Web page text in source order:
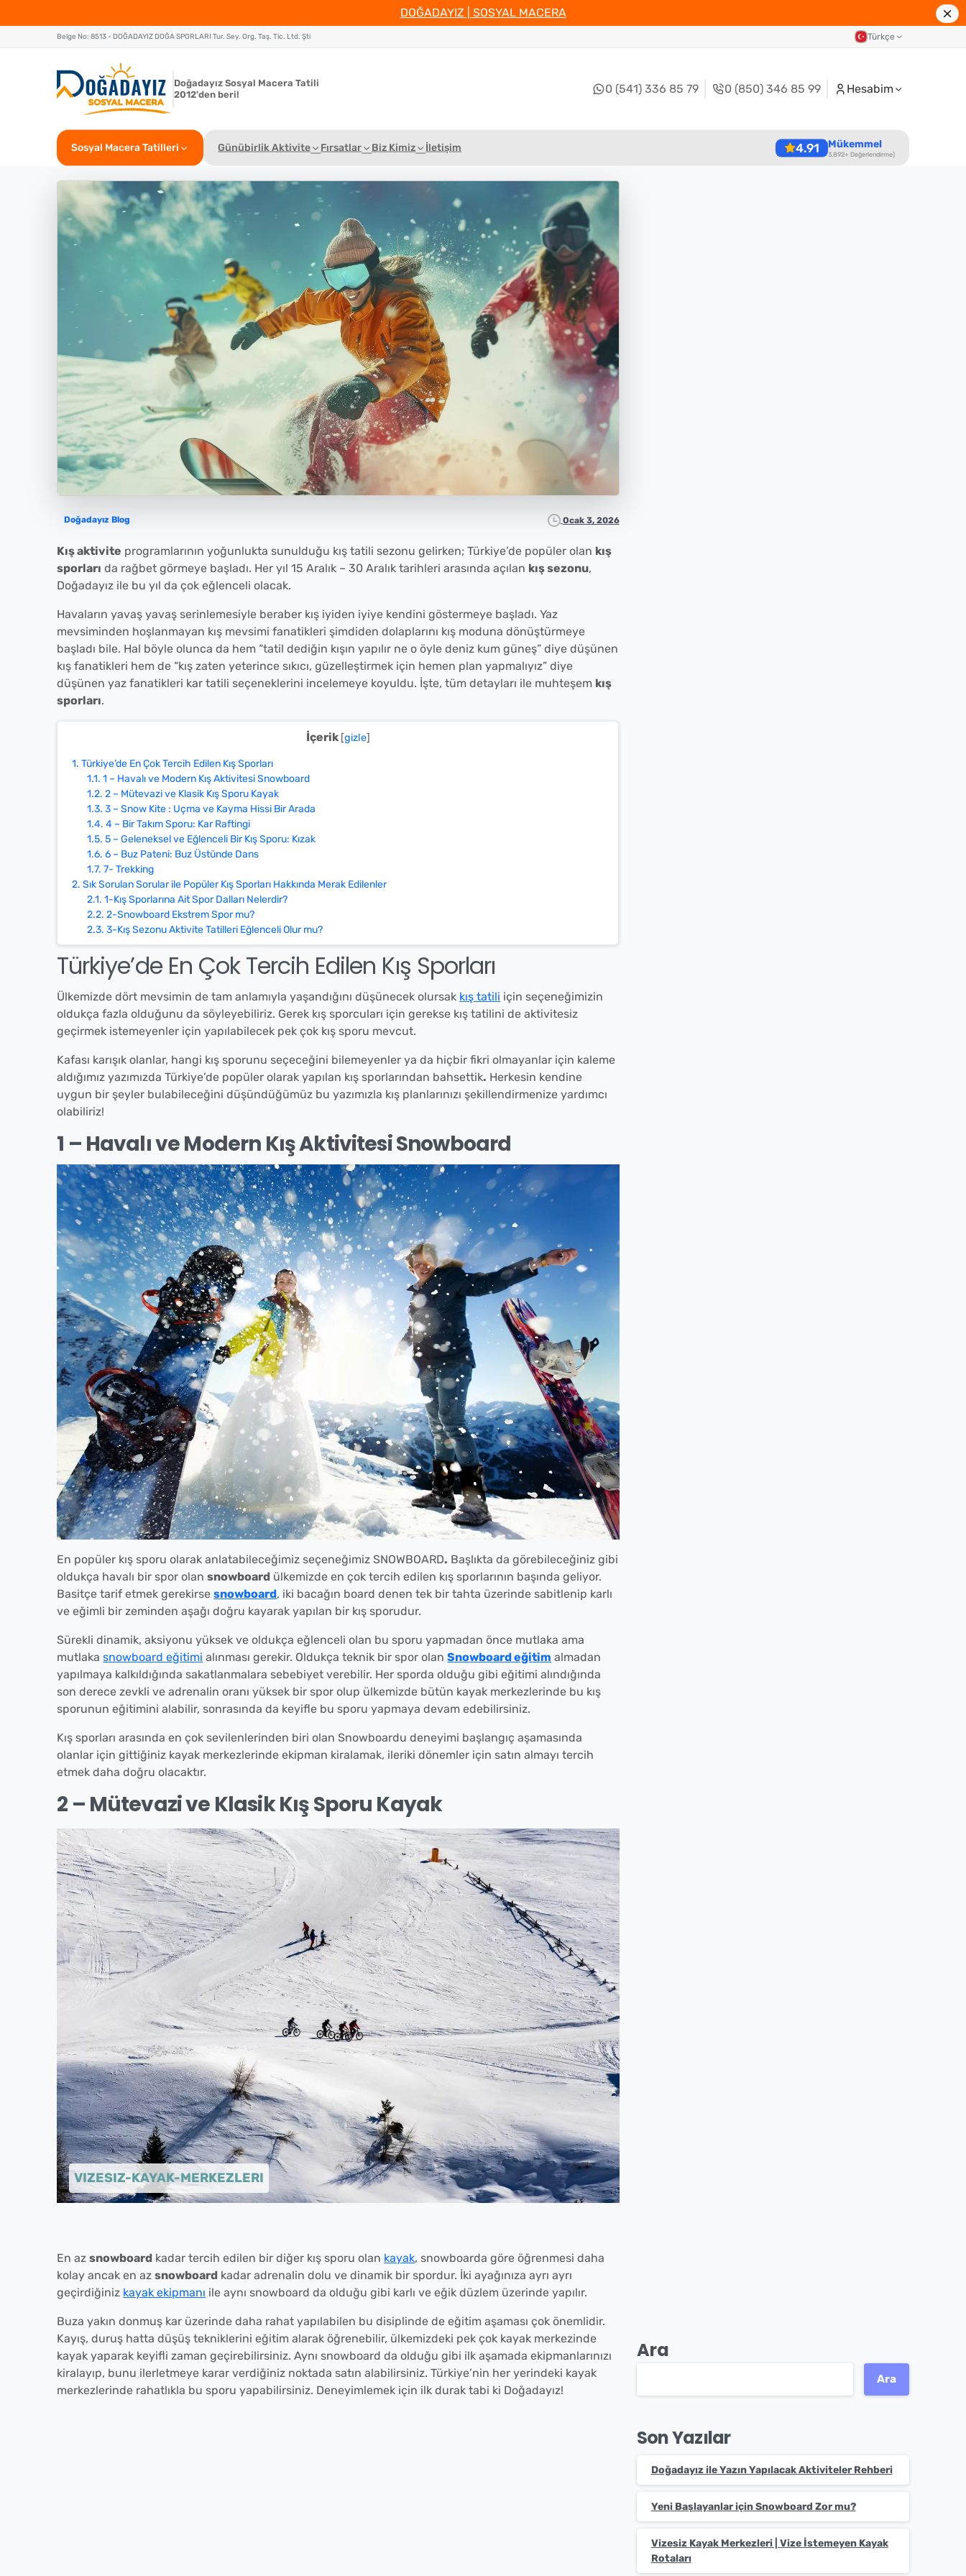
DOĞADAYIZ | SOSYAL MACERA
Belge No: 8513 - DOĞADAYIZ DOĞA SPORLARI Tur. Sey. Org. Taş. Tic. Ltd. Şti Türkçe
Doğadayız Sosyal Macera Tatili
2012'den beri!
0 (541) 336 85 79 0 (850) 346 85 99 Hesabim
Sosyal Macera Tatilleri Günübirlik Aktivite Fırsatlar Biz Kimiz İletişim 4.91 Mükemmel
3.892+ Değerlendirme)
Doğadayız Blog Ocak 3, 2026
Kış aktivite programlarının yoğunlukta sunulduğu kış tatili sezonu gelirken; Türkiye’de popüler olan kış
sporları da rağbet görmeye başladı. Her yıl 15 Aralık – 30 Aralık tarihleri arasında açılan kış sezonu,
Doğadayız ile bu yıl da çok eğlenceli olacak.
Havaların yavaş yavaş serinlemesiyle beraber kış iyiden iyiye kendini göstermeye başladı. Yaz
mevsiminden hoşlanmayan kış mevsimi fanatikleri şimdiden dolaplarını kış moduna dönüştürmeye
başladı bile. Hal böyle olunca da hem “tatil dediğin kışın yapılır ne o öyle deniz kum güneş” diye düşünen
kış fanatikleri hem de “kış zaten yeterince sıkıcı, güzelleştirmek için hemen plan yapmalıyız” diye
düşünen yaz fanatikleri kar tatili seçeneklerini incelemeye koyuldu. İşte, tüm detayları ile muhteşem kış
sporları.
İçerik [gizle]
1. Türkiye’de En Çok Tercih Edilen Kış Sporları
1.1. 1 – Havalı ve Modern Kış Aktivitesi Snowboard
1.2. 2 – Mütevazi ve Klasik Kış Sporu Kayak
1.3. 3 – Snow Kite : Uçma ve Kayma Hissi Bir Arada
1.4. 4 – Bir Takım Sporu: Kar Raftingi
1.5. 5 – Geleneksel ve Eğlenceli Bir Kış Sporu: Kızak
1.6. 6 – Buz Pateni: Buz Üstünde Dans
1.7. 7- Trekking
2. Sık Sorulan Sorular ile Popüler Kış Sporları Hakkında Merak Edilenler
2.1. 1-Kış Sporlarına Ait Spor Dalları Nelerdir?
2.2. 2-Snowboard Ekstrem Spor mu?
2.3. 3-Kış Sezonu Aktivite Tatilleri Eğlenceli Olur mu?
Türkiye’de En Çok Tercih Edilen Kış Sporları
Ülkemizde dört mevsimin de tam anlamıyla yaşandığını düşünecek olursak kış tatili için seçeneğimizin
oldukça fazla olduğunu da söyleyebiliriz. Gerek kış sporcuları için gerekse kış tatilini de aktivitesiz
geçirmek istemeyenler için yapılabilecek pek çok kış sporu mevcut.
Kafası karışık olanlar, hangi kış sporunu seçeceğini bilemeyenler ya da hiçbir fikri olmayanlar için kaleme
aldığımız yazımızda Türkiye’de popüler olarak yapılan kış sporlarından bahsettik. Herkesin kendine
uygun bir şeyler bulabileceğini düşündüğümüz bu yazımızla kış planlarınızı şekillendirmenize yardımcı
olabiliriz!
1 – Havalı ve Modern Kış Aktivitesi Snowboard
En popüler kış sporu olarak anlatabileceğimiz seçeneğimiz SNOWBOARD. Başlıkta da görebileceğiniz gibi
oldukça havalı bir spor olansnowboard ülkemizde en çok tercih edilen kış sporlarının başında geliyor.
Basitçe tarif etmek gerekirsesnowboard, iki bacağın board denen tek bir tahta üzerinde sabitlenip karlı
ve eğimli bir zeminden aşağı doğru kayarak yapılan bir kış sporudur.
Sürekli dinamik, aksiyonu yüksek ve oldukça eğlenceli olan bu sporu yapmadan önce mutlaka ama
mutlakasnowboard eğitimi alınması gerekir. Oldukça teknik bir spor olanSnowboard eğitim almadan
yapılmaya kalkıldığında sakatlanmalara sebebiyet verebilir. Her sporda olduğu gibi eğitimi alındığında
son derece zevkli ve adrenalin oranı yüksek bir spor olup ülkemizde bütün kayak merkezlerinde bu kış
sporunun eğitimini alabilir, sonrasında da keyifle bu sporu yapmaya devam edebilirsiniz.
Kış sporları arasında en çok sevilenlerinden biri olan Snowboardu deneyimi başlangıç aşamasında
olanlar için gittiğiniz kayak merkezlerinde ekipman kiralamak, ileriki dönemler için satın almayı tercih
etmek daha doğru olacaktır.
2 – Mütevazi ve Klasik Kış Sporu Kayak
VIZESIZ-KAYAK-MERKEZLERI
En azsnowboard kadar tercih edilen bir diğer kış sporu olan kayak, snowboarda göre öğrenmesi daha
kolay ancak en azsnowboard kadar adrenalin dolu ve dinamik bir spordur. İki ayağınıza ayrı ayrı
geçirdiğiniz kayak ekipmanı ile aynı snowboard da olduğu gibi karlı ve eğik düzlem üzerinde yapılır.
Buza yakın donmuş kar üzerinde daha rahat yapılabilen bu disiplinde de eğitim aşaması çok önemlidir.
Kayış, duruş hatta düşüş tekniklerini eğitim alarak öğrenebilir, ülkemizdeki pek çok kayak merkezinde
kayak yaparak keyifli zaman geçirebilirsiniz. Aynı snowboard da olduğu gibi ilk aşamada ekipmanlarınızı
kiralayıp, bunu ilerletmeye karar verdiğiniz noktada satın alabilirsiniz. Türkiye’nin her yerindeki kayak
merkezlerinde rahatlıkla bu sporu yapabilirsiniz. Deneyimlemek için ilk durak tabi ki Doğadayız!